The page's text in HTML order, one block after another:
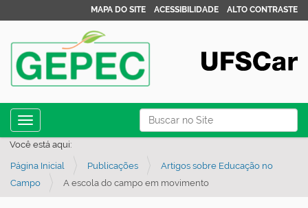
Busca
Busca Avançada…
MAPA DO SITE ACESSIBILIDADE ALTO CONTRASTE
Toggle navigation
Você está aqui:
Página Inicial Publicações
Artigos sobre Educação no
Campo
A escola do campo em movimento